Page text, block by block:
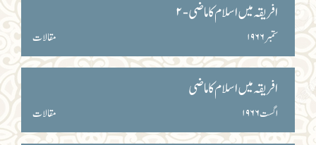
افریقہ میں اسلام کا ماضی - ۲
ستمبر ۱۹۶۶ مقالات
افریقہ میں اسلام کا ماضی
اگست ۱۹۶۶ مقالات